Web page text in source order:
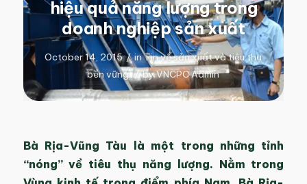
hiệu quả năng lượng trong
doanh nghiệp sản xuất
October 14, 2015 / inTin về sản xuất và tiêu thụ
bền vững / byVNCPC Admin
Bà Rịa-Vũng Tàu là một trong những tỉnh
“nóng” về tiêu thụ năng lượng. Nằm trong